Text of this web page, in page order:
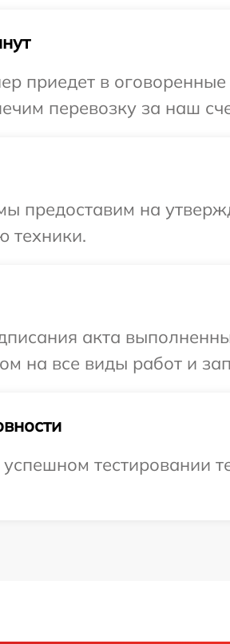
приедет в
перевозку за наш
предоставим на
техники.
акта
на все виды работ и
тестировании